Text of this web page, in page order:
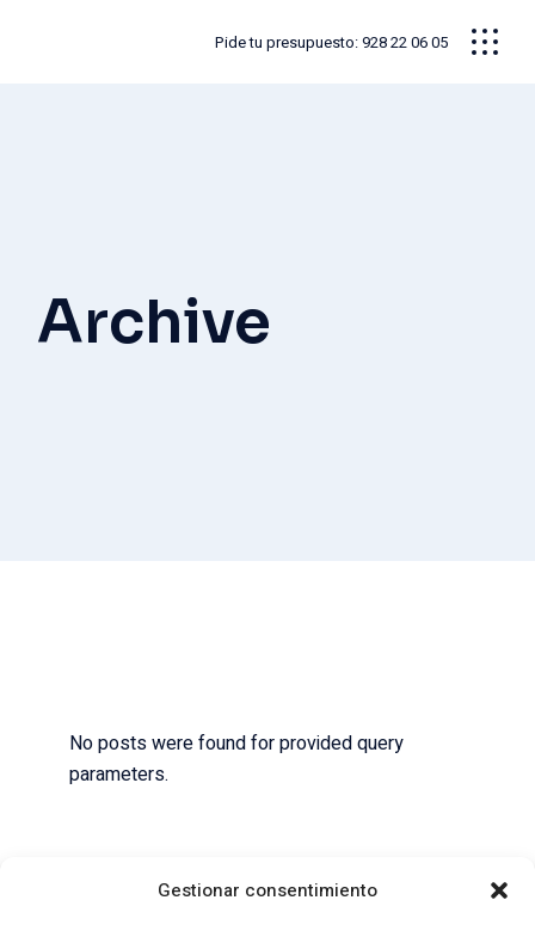
Gestionar consentimiento
Pide tu presupuesto: 928 22 06 05
Archive
No posts were found for provided query
parameters.